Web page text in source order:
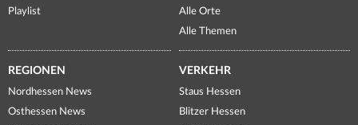
Playlist
Alle Orte
Alle Themen
REGIONEN
Nordhessen News
Osthessen News
VERKEHR
Staus Hessen
Blitzer Hessen